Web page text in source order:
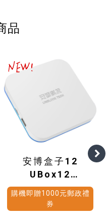
品
安博盒子12
UBox12
(4G+64G)
購機即贈1000元郵政禮
券